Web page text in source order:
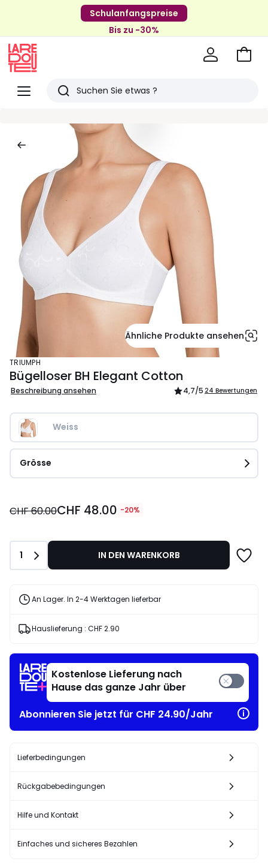
Schulanfangspreise
Bis zu -30%
Menü
Redoute
Suchen
angesehenen
Artikel
Zum
Ähnliche Produkte ansehen
TRIUMPH
Bügelloser BH Elegant Cotton
Beschreibung ansehen 4,7/5 24 Bewertungen
Weiss
Grösse
48.00
20%
angewandter
CHF 60.00CHF 48.00 -20%
Anzahl
1 IN DEN WARENKORB
An Lager. In 2-4 Werktagen lieferbar
Hauslieferung : CHF 2.90
Kostenlose Lieferung nach
Hause das ganze Jahr über
Abonnieren Sie jetzt für CHF 24.90/Jahr
Lieferbedingungen
Rückgabebedingungen
Hilfe und Kontakt
Einfaches und sicheres Bezahlen